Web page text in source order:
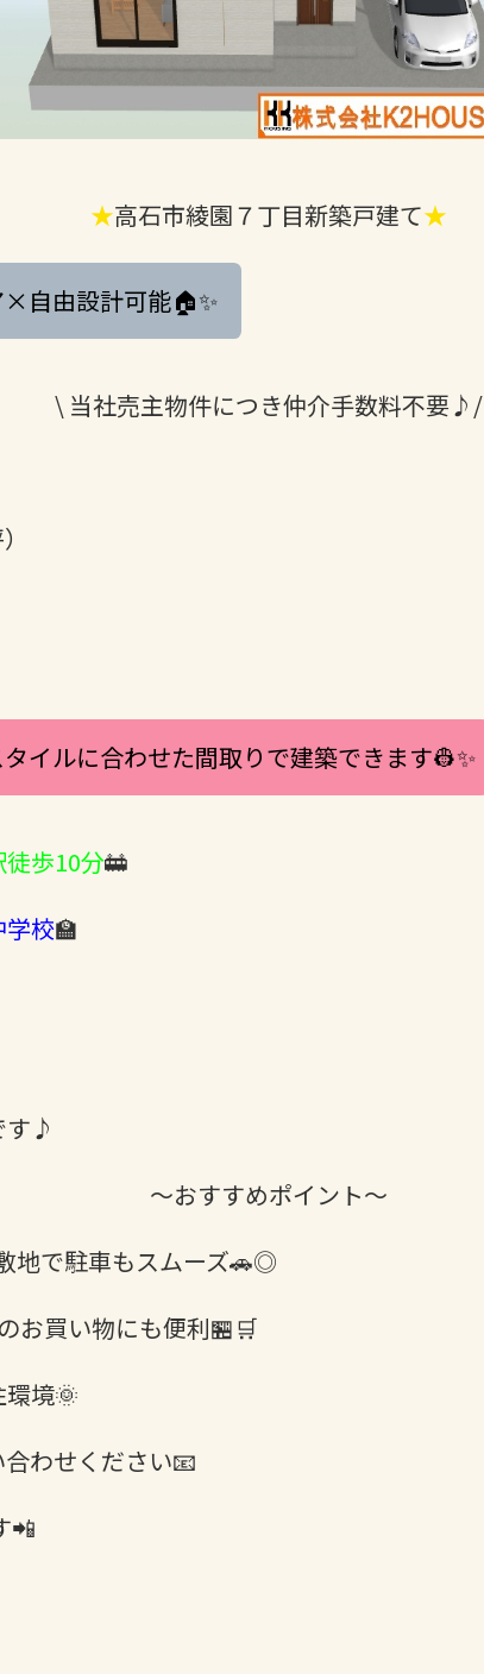
★高石市綾園７丁目新築戸建て★
自由設計可能🏠✨
\ 当社売主物件につき仲介手数料不要♪/
イルに合わせた間取りで建築できます👷✨
歩10分🚋
学校🏫
す♪
～おすすめポイント～
地で駐車もスムーズ🚗◎
お買い物にも便利🏪🛒
境🌞
わせください📧
📲